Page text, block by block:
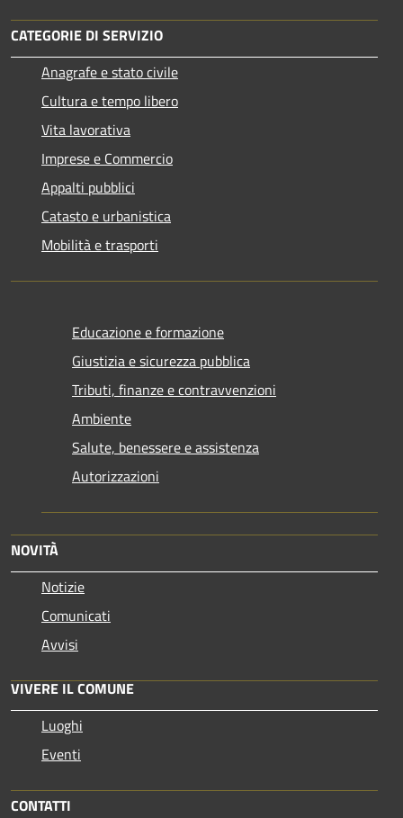
CATEGORIE DI SERVIZIO
Anagrafe e stato civile
Cultura e tempo libero
Vita lavorativa
Imprese e Commercio
Appalti pubblici
Catasto e urbanistica
Mobilità e trasporti
Educazione e formazione
Giustizia e sicurezza pubblica
Tributi, finanze e contravvenzioni
Ambiente
Salute, benessere e assistenza
Autorizzazioni
NOVITÀ
Notizie
Comunicati
Avvisi
VIVERE IL COMUNE
Luoghi
Eventi
CONTATTI